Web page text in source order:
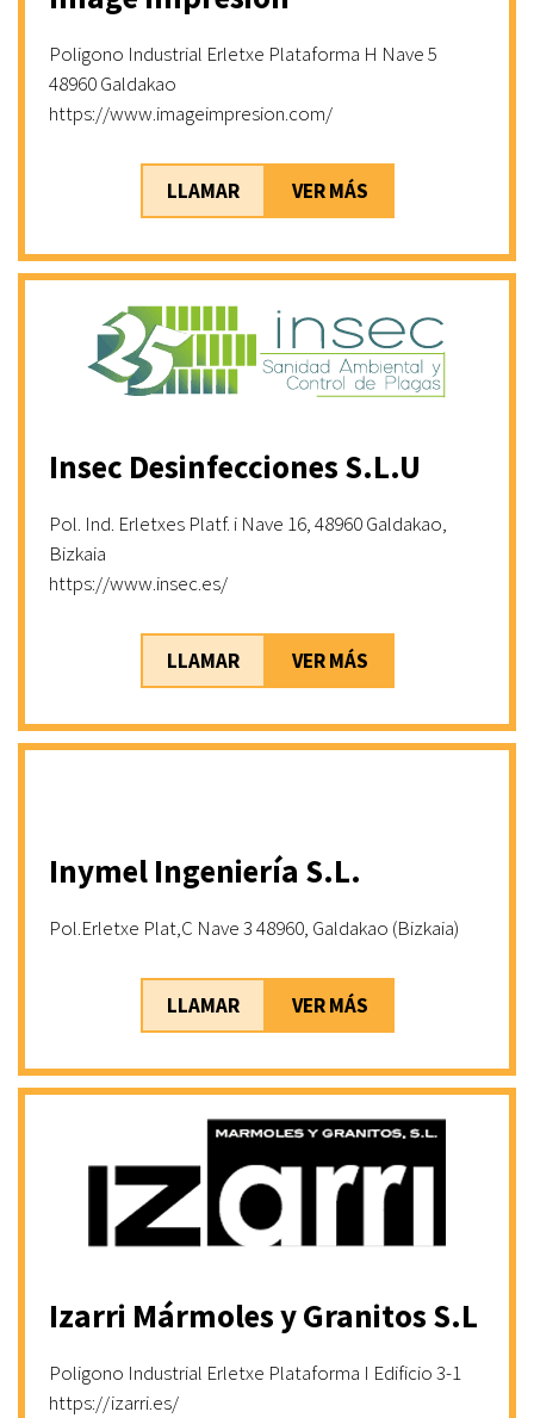
Poligono Industrial Erletxe Plataforma H Nave 5
48960 Galdakao
https://www.imageimpresion.com/
LLAMAR VER MÁS
Insec Desinfecciones S.L.U
Pol. Ind. Erletxes Platf. i Nave 16, 48960 Galdakao,
Bizkaia
https://www.insec.es/
LLAMAR VER MÁS
Inymel Ingeniería S.L.
Pol.Erletxe Plat,C Nave 3 48960, Galdakao (Bizkaia)
LLAMAR VER MÁS
Izarri Mármoles y Granitos S.L
Poligono Industrial Erletxe Plataforma I Edificio 3-1
https://izarri.es/